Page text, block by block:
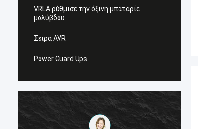
VRLA ρύθμισε την όξινη μπαταρία
μολύβδου
Σειρά AVR
Power Guard Ups